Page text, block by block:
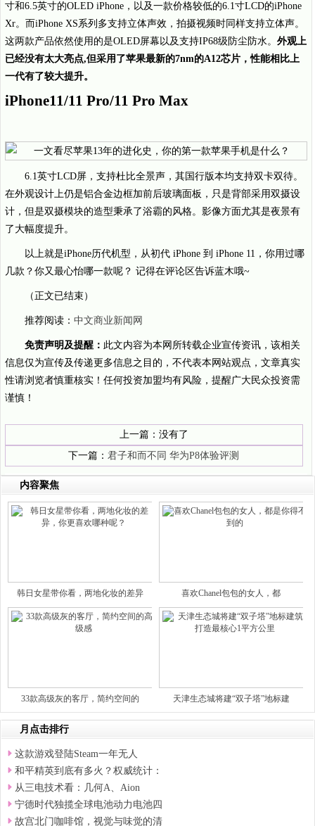
寸和6.5英寸的OLED iPhone，以及一款价格较低的6.1寸LCD的iPhone
Xr。而iPhone XS系列多支持立体声效，拍摄视频时同样支持立体声。
这两款产品依然使用的是OLED屏幕以及支持IP68级防尘防水。 外观上
已经没有太大亮点,但采用了苹果最新的7nm的A12芯片，性能相比上
一代有了较大提升。
iPhone11/11 Pro/11 Pro Max
6.1英寸LCD屏，支持杜比全景声，其国行版本均支持双卡双待。
在外观设计上仍是铝合金边框加前后玻璃面板，只是背部采用双摄设
计，但是双摄模块的造型秉承了浴霸的风格。影像方面尤其是夜景有
了大幅度提升。
以上就是iPhone历代机型，从初代 iPhone 到 iPhone 11，你用过哪
几款？你又最心怡哪一款呢？ 记得在评论区告诉蓝木哦~
（正文已结束）
推荐阅读： 中文商业新闻网
免责声明及提醒： 此文内容为本网所转载企业宣传资讯，该相关
信息仅为宣传及传递更多信息之目的，不代表本网站观点，文章真实
性请浏览者慎重核实！任何投资加盟均有风险，提醒广大民众投资需
谨慎！
上一篇：没有了
下一篇：君子和而不同 华为P8体验评测
内容聚焦
韩日女星带你看，两地化妆的差异 喜欢Chanel包包的女人，都
33款高级灰的客厅，简约空间的 天津生态城将建“双子塔”地标建
月点击排行
这款游戏登陆Steam一年无人
和平精英到底有多火？权威统计：
从三电技术看：几何A、Aion
宁德时代独揽全球电池动力电池四
故宫北门咖啡馆，视觉与味觉的清